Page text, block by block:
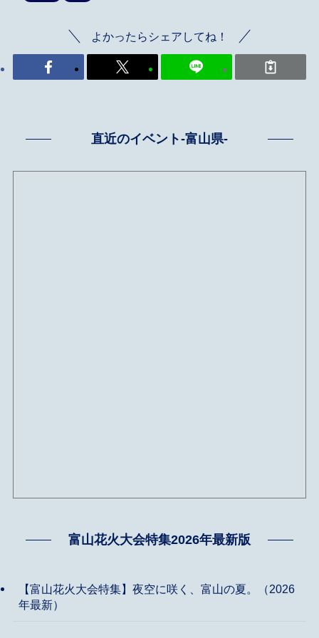
よかったらシェアしてね！
直近のイベント-富山県-
富山花火大会特集2026年最新版
【富山花火大会特集】夜空に咲く、富山の夏。（2026
年最新）